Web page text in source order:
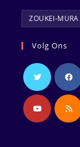
ZOUKEI-MURA
Volg Ons
Opent
in
Opent
in